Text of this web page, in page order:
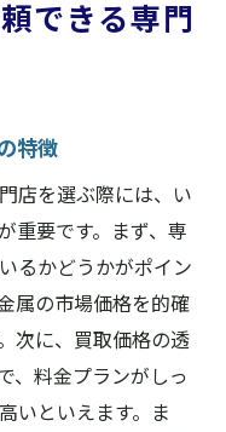
できる専門
特徴
店を選ぶ際には、い
重要です。まず、専
るかどうかがポイン
属の市場価格を的確
次に、買取価格の透
、料金プランがしっ
いといえます。ま